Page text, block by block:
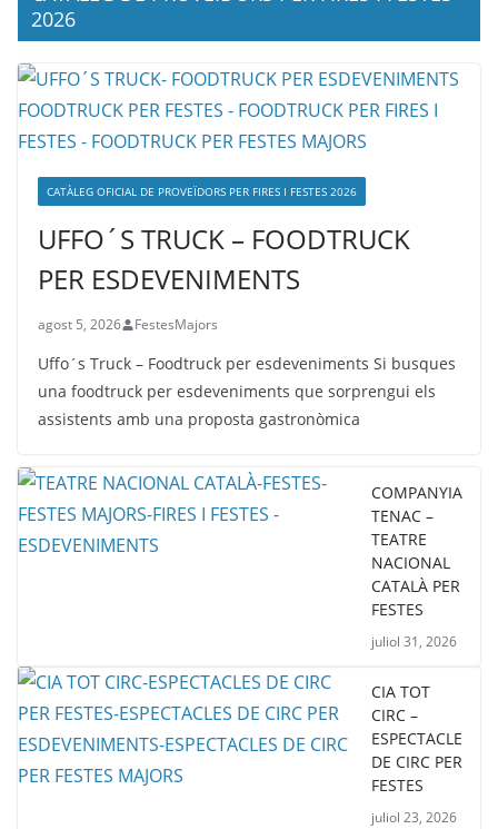
2026
CATÀLEG OFICIAL DE PROVEÏDORS PER FIRES I FESTES 2026
UFFO´S TRUCK – FOODTRUCK
PER ESDEVENIMENTS
agost 5, 2026 FestesMajors
Uffo´s Truck – Foodtruck per esdeveniments Si busques
una foodtruck per esdeveniments que sorprengui els
assistents amb una proposta gastronòmica
COMPANYIA
TENAC –
TEATRE
NACIONAL
CATALÀ PER
FESTES
juliol 31, 2026
CIA TOT
CIRC –
ESPECTACLE
DE CIRC PER
FESTES
juliol 23, 2026